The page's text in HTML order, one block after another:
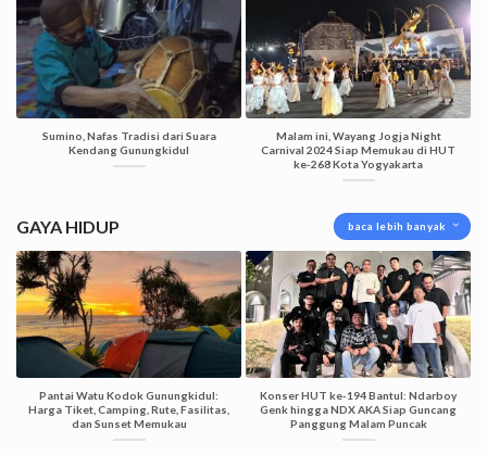
Sumino, Nafas Tradisi dari Suara
Kendang Gunungkidul
Malam ini, Wayang Jogja Night
Carnival 2024 Siap Memukau di HUT
ke-268 Kota Yogyakarta
GAYA HIDUP baca lebih banyak
Pantai Watu Kodok Gunungkidul:
Harga Tiket, Camping, Rute, Fasilitas,
dan Sunset Memukau
Konser HUT ke-194 Bantul: Ndarboy
Genk hingga NDX AKA Siap Guncang
Panggung Malam Puncak